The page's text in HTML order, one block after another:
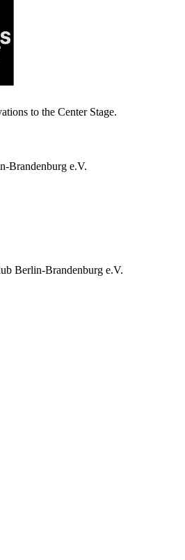
to the Center Stage.
Brandenburg e.V.
Berlin-Brandenburg e.V.